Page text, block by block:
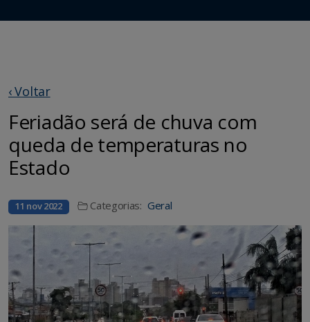
‹ Voltar
Feriadão será de chuva com
queda de temperaturas no
Estado
11 nov 2022 Categorias: Geral